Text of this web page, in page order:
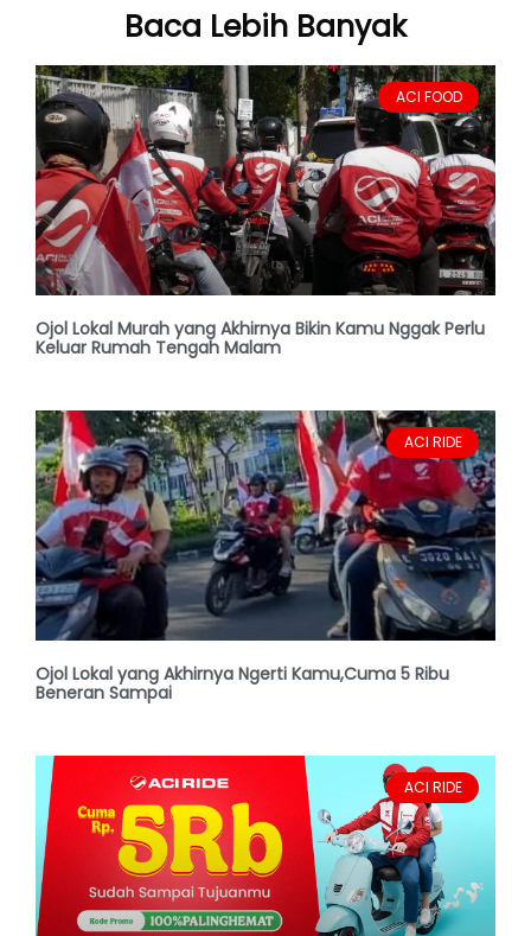
Baca Lebih Banyak
ACI FOOD
Ojol Lokal Murah yang Akhirnya Bikin Kamu Nggak Perlu
Keluar Rumah Tengah Malam
ACI RIDE
Ojol Lokal yang Akhirnya Ngerti Kamu,Cuma 5 Ribu
Beneran Sampai
ACI RIDE